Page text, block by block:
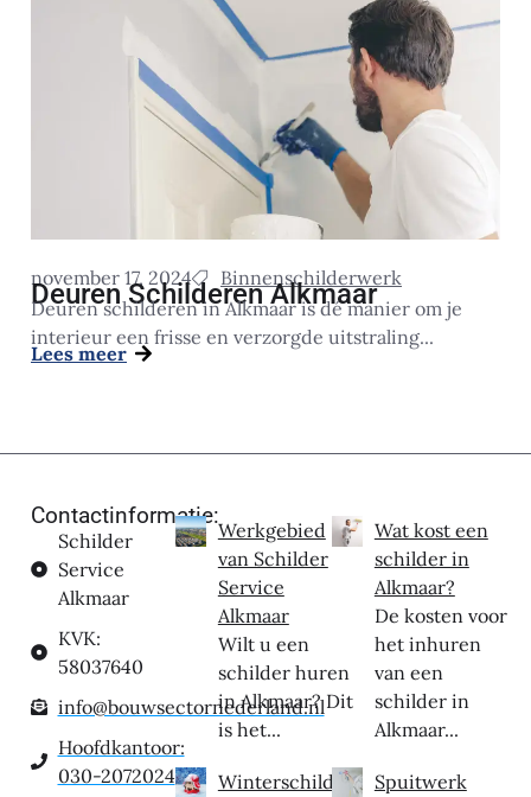
november 17, 2024 Binnenschilderwerk
Deuren Schilderen Alkmaar
Deuren schilderen in Alkmaar is dé manier om je
interieur een frisse en verzorgde uitstraling...
Lees meer
Contactinformatie:
Schilder
Service
Alkmaar
KVK:
58037640
info@bouwsectornederland.nl
Hoofdkantoor:
030-2072024
Werkgebied
van Schilder
Service
Alkmaar
Wilt u een
schilder huren
in Alkmaar? Dit
is het...
Winterschilder
Wat kost een
schilder in
Alkmaar?
De kosten voor
het inhuren
van een
schilder in
Alkmaar...
Spuitwerk